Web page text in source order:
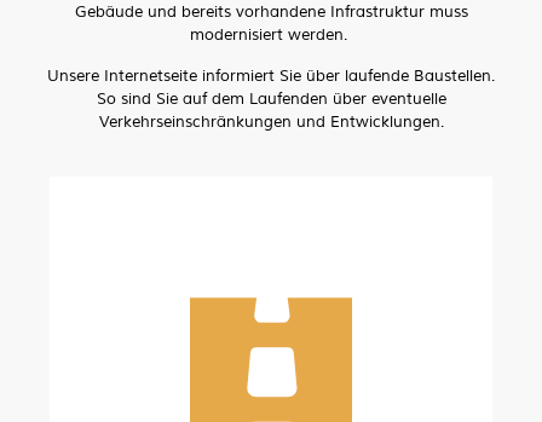
Gebäude und bereits vorhandene Infrastruktur muss
modernisiert werden.
Unsere Internetseite informiert Sie über laufende Baustellen.
So sind Sie auf dem Laufenden über eventuelle
Verkehrseinschränkungen und Entwicklungen.